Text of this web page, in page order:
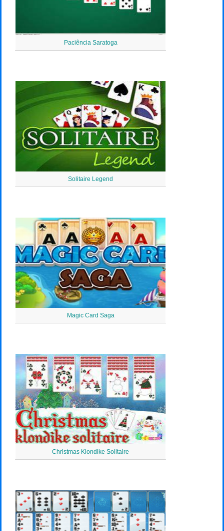
Paciência Saratoga
Solitaire Legend
Magic Card Saga
Christmas Klondike Solitaire